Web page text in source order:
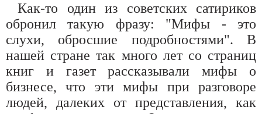
Как-то один из советских сатириков
обронил такую фразу: "Мифы - это
слухи, обросшие подробностями". В
нашей стране так много лет со страниц
книг и газет рассказывали мифы о
бизнесе, что эти мифы при разговоре
людей, далеких от представления, как